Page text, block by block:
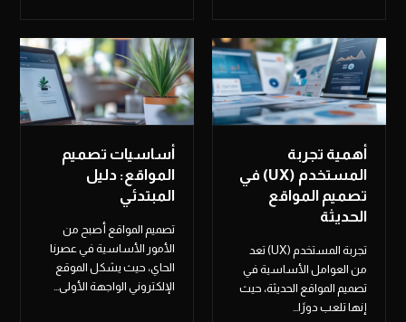
أهمية تجربة
المستخدم (UX) في
تصميم المواقع
الحديثة
تجربة المستخدم (UX) تعد
من العوامل الأساسية في
تصميم المواقع الحديثة، حيث
إنها تلعب دورًا…
أساسيات تصميم
المواقع: دليل
المبتدئي
تصميم المواقع أصبح من
الأمور الأساسية في عصرنا
الحاي، حيث يشكل الموقع
الإلكتروني الواجهة الأولى…